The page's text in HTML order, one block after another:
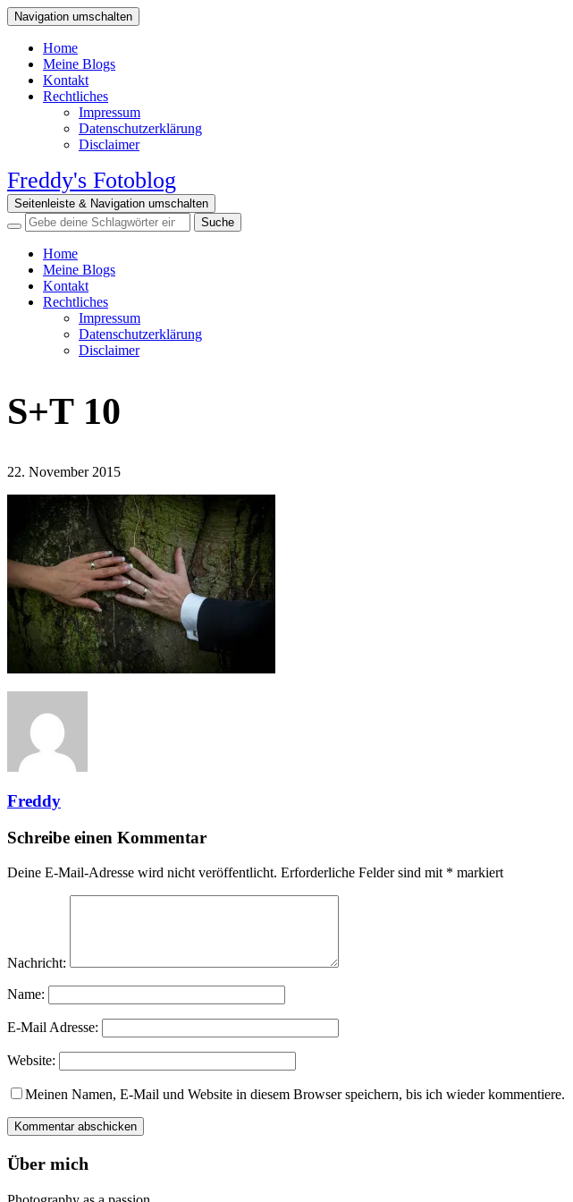
Navigation umschalten
Home
Meine Blogs
Kontakt
Rechtliches
Impressum
Datenschutzerklärung
Disclaimer
Freddy's Fotoblog
Seitenleiste & Navigation umschalten
Home
Meine Blogs
Kontakt
Rechtliches
Impressum
Datenschutzerklärung
Disclaimer
S+T 10
22. November 2015
Freddy
Schreibe einen Kommentar
Deine E-Mail-Adresse wird nicht veröffentlicht. Erforderliche Felder sind mit * markiert
Nachricht:
Name:
E-Mail Adresse:
Website:
Meinen Namen, E-Mail und Website in diesem Browser speichern, bis ich wieder kommentiere.
Über mich